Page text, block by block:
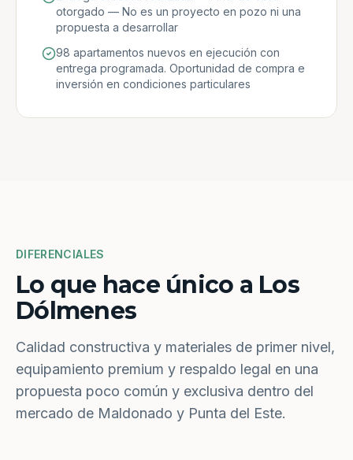
otorgado — No es un proyecto en pozo ni una
propuesta a desarrollar
98 apartamentos nuevos en ejecución con
entrega programada. Oportunidad de compra e
inversión en condiciones particulares
DIFERENCIALES
Lo que hace único a Los
Dólmenes
Calidad constructiva y materiales de primer nivel,
equipamiento premium y respaldo legal en una
propuesta poco común y exclusiva dentro del
mercado de Maldonado y Punta del Este.